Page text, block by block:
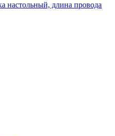
настольный, длина провода